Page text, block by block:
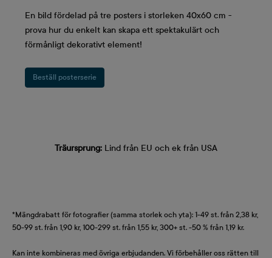
En bild fördelad på tre posters i storleken 40x60 cm -
prova hur du enkelt kan skapa ett spektakulärt och
förmånligt dekorativt element!
Beställ posterserie
Träursprung: Lind från EU och ek från USA
*Mängdrabatt för fotografier (samma storlek och yta): 1-49 st. från 2,38 kr,
50-99 st. från 1,90 kr, 100-299 st. från 1,55 kr, 300+ st. -50 % från 1,19 kr.
Kan inte kombineras med övriga erbjudanden. Vi förbehåller oss rätten till